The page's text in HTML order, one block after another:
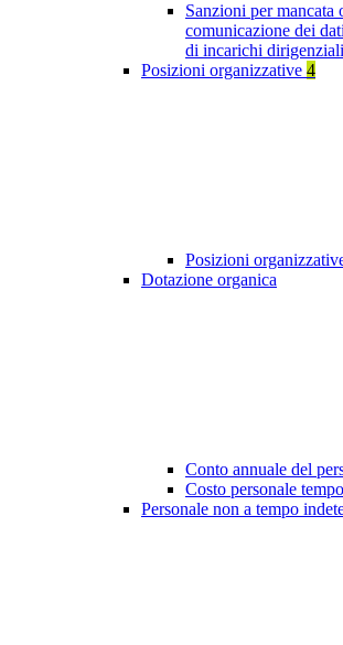
Sanzioni per mancata
comunicazione dei
di incarichi dirigenziali
Posizioni organizzative 4
Posizioni
Dotazione organica
Conto annuale del
Costo personale
Personale non a tempo